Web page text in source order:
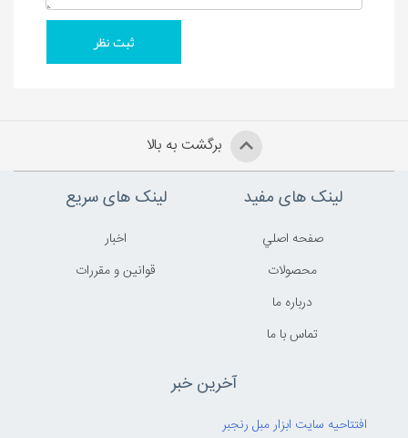
برگشت به بالا
لینک های مفید
صفحه اصلي
محصولات
درباره ما
تماس با ما
لینک های سریع
اخبار
قوانين و مقررات
آخرین خبر
افتتاحیه سایت ابزار مبل رنجبر